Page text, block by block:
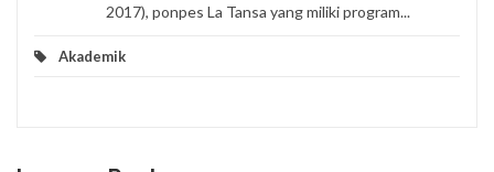
2017), ponpes La Tansa yang miliki program...
Akademik